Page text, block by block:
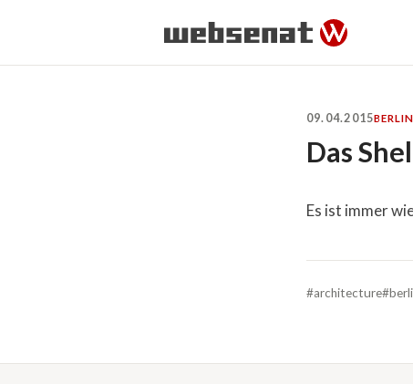
09.04.2015
Das
Es ist immer
#architecture